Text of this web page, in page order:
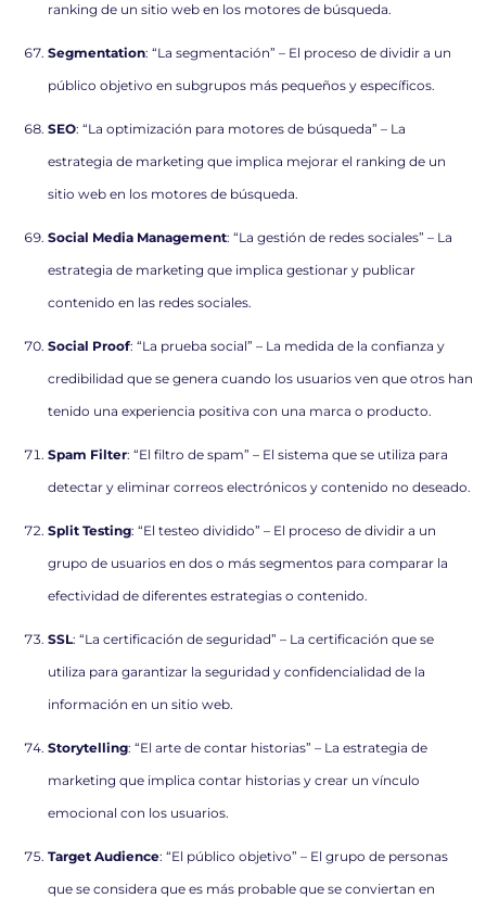
ranking de un sitio web en los motores de búsqueda.
Segmentation: “La segmentación” – El proceso de dividir a un
público objetivo en subgrupos más pequeños y específicos.
SEO: “La optimización para motores de búsqueda” – La
estrategia de marketing que implica mejorar el ranking de un
sitio web en los motores de búsqueda.
Social Media Management: “La gestión de redes sociales” – La
estrategia de marketing que implica gestionar y publicar
contenido en las redes sociales.
Social Proof: “La prueba social” – La medida de la confianza y
credibilidad que se genera cuando los usuarios ven que otros han
tenido una experiencia positiva con una marca o producto.
Spam Filter: “El filtro de spam” – El sistema que se utiliza para
detectar y eliminar correos electrónicos y contenido no deseado.
Split Testing: “El testeo dividido” – El proceso de dividir a un
grupo de usuarios en dos o más segmentos para comparar la
efectividad de diferentes estrategias o contenido.
SSL: “La certificación de seguridad” – La certificación que se
utiliza para garantizar la seguridad y confidencialidad de la
información en un sitio web.
Storytelling: “El arte de contar historias” – La estrategia de
marketing que implica contar historias y crear un vínculo
emocional con los usuarios.
Target Audience: “El público objetivo” – El grupo de personas
que se considera que es más probable que se conviertan en